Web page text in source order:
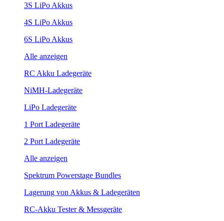
3S LiPo Akkus
4S LiPo Akkus
6S LiPo Akkus
Alle anzeigen
RC Akku Ladegeräte
NiMH-Ladegeräte
LiPo Ladegeräte
1 Port Ladegeräte
2 Port Ladegeräte
Alle anzeigen
Spektrum Powerstage Bundles
Lagerung von Akkus & Ladegeräten
RC-Akku Tester & Messgeräte